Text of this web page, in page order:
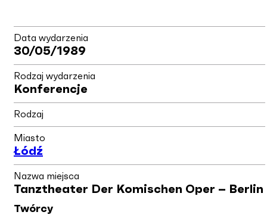
Data wydarzenia
30/05/1989
Rodzaj wydarzenia
Konferencje
Rodzaj
Miasto
Łódź
Nazwa miejsca
Tanztheater Der Komischen Oper – Berlin
Twórcy